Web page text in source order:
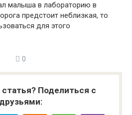
малыша в лабораторию в
предстоит неблизкая, то
для этого
0
Поделиться с
друзьями: